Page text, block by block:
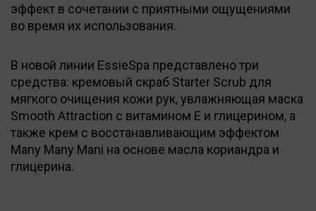
эффект в сочетании с приятными ощущениями
во время их использования.
В новой линии EssieSpa представлено три
средства: кремовый скраб Starter Scrub для
мягкого очищения кожи рук, увлажняющая маска
Smooth Attraction с витамином Е и глицерином, а
также крем с восстанавливающим эффектом
Many Many Mani на основе масла кориандра и
глицерина.